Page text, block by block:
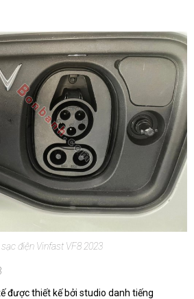
sạc điện Vinfast VF8 2023
được thiết kế bởi studio danh tiếng